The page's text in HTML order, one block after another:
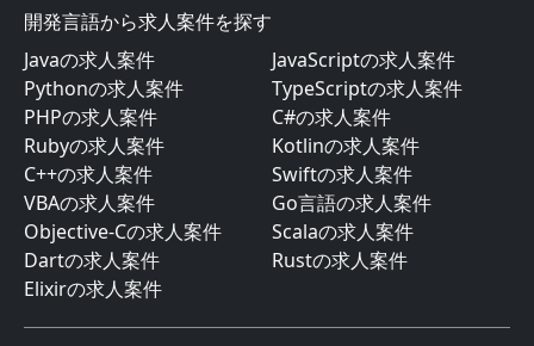
開発言語から求人案件を探す
Javaの求人案件
JavaScriptの求人案件
Pythonの求人案件
TypeScriptの求人案件
PHPの求人案件
C#の求人案件
Rubyの求人案件
Kotlinの求人案件
C++の求人案件
Swiftの求人案件
VBAの求人案件
Go言語の求人案件
Objective-Cの求人案件
Scalaの求人案件
Dartの求人案件
Rustの求人案件
Elixirの求人案件